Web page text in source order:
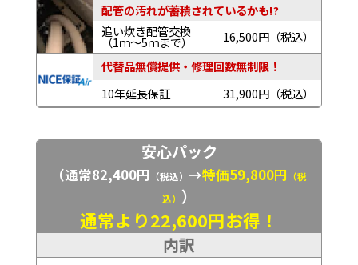
配管の汚れが蓄積されているかも!?
追い炊き配管交換
（1ｍ～5ｍまで）
16,500円（税込）
代替品無償提供・修理回数無制限！
10年延長保証
31,900円（税込）
安心パック
（通常82,400円 （税込） →特価59,800円
（税
込） ）
通常より22,600円お得！
内訳